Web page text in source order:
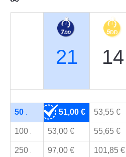
21 14
50 51,00 € 53,55 €
100 53,00 € 55,65 €
250 97,00 € 101,85 €